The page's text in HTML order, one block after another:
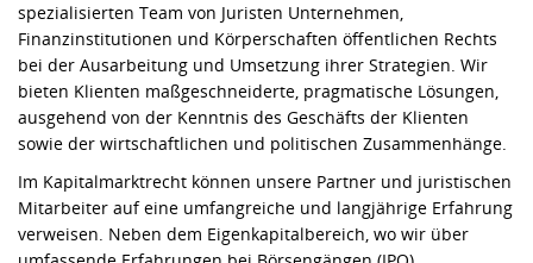
spezialisierten Team von Juristen Unternehmen,
Finanzinstitutionen und Körperschaften öffentlichen Rechts
bei der Ausarbeitung und Umsetzung ihrer Strategien. Wir
bieten Klienten maßgeschneiderte, pragmatische Lösungen,
ausgehend von der Kenntnis des Geschäfts der Klienten
sowie der wirtschaftlichen und politischen Zusammenhänge.
Im Kapitalmarktrecht können unsere Partner und juristischen
Mitarbeiter auf eine umfangreiche und langjährige Erfahrung
verweisen. Neben dem Eigenkapitalbereich, wo wir über